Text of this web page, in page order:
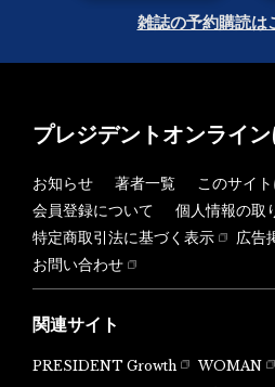
雑誌の予約購読は
プレジデントオンライ
お知らせ 著者一覧
このサイ
会員登録について
個人情報の取
特定商取引法に基づく表示
広告
お問い合わせ
関連サイト
PRESIDENT Growth WOMAN